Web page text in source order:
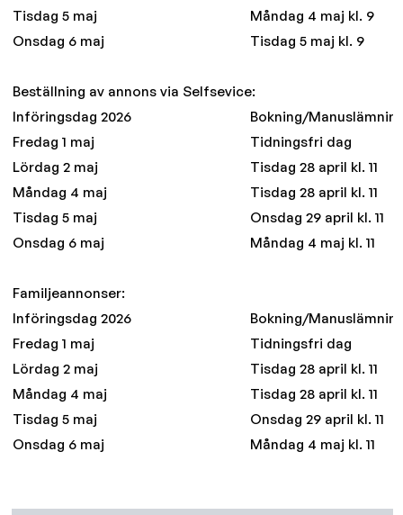
Tisdag 5 maj
Måndag 4 maj kl. 9
Onsdag 6 maj
Tisdag 5 maj kl. 9
Beställning av annons via Selfsevice:
Införingsdag 2026
Bokning/
Fredag 1 maj
Tidningsfri dag
Lördag 2 maj
Tisdag 28 april kl. 11
Måndag 4 maj
Tisdag 28 april kl. 11
Tisdag 5 maj
Onsdag 29 april kl. 11
Onsdag 6 maj
Måndag 4 maj kl. 11
Familjeannonser:
Införingsdag 2026
Bokning/
Fredag 1 maj
Tidningsfri dag
Lördag 2 maj
Tisdag 28 april kl. 11
Måndag 4 maj
Tisdag 28 april kl. 11
Tisdag 5 maj
Onsdag 29 april kl. 11
Onsdag 6 maj
Måndag 4 maj kl. 11